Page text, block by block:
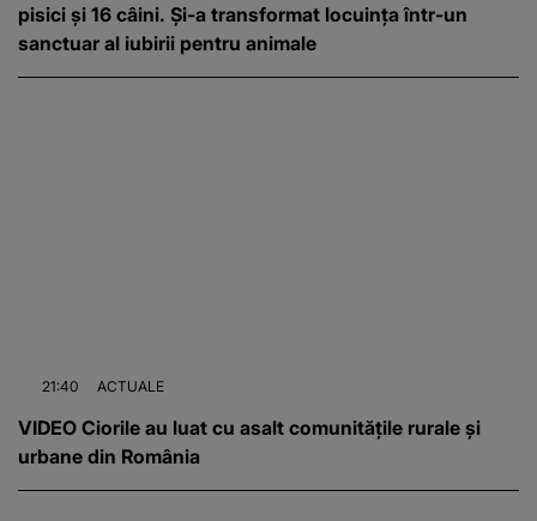
pisici și 16 câini. Și-a transformat locuința într-un
sanctuar al iubirii pentru animale
21:40 ACTUALE
VIDEO Ciorile au luat cu asalt comunitățile rurale și
urbane din România